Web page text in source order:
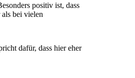
positiv ist, dass
bei vielen
dafür, dass hier eher